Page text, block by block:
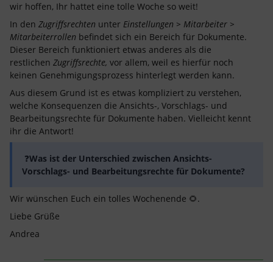
wir hoffen, Ihr hattet eine tolle Woche so weit!
In den Zugriffsrechten unter Einstellungen > Mitarbeiter >
Mitarbeiterrollen befindet sich ein Bereich für Dokumente.
Dieser Bereich funktioniert etwas anderes als die
restlichen Zugriffsrechte, vor allem, weil es hierfür noch
keinen Genehmigungsprozess hinterlegt werden kann.
Aus diesem Grund ist es etwas kompliziert zu verstehen,
welche Konsequenzen die Ansichts-, Vorschlags- und
Bearbeitungsrechte für Dokumente haben. Vielleicht kennt
ihr die Antwort!
❓Was ist der Unterschied zwischen Ansichts-
Vorschlags- und Bearbeitungsrechte für Dokumente?
Wir wünschen Euch ein tolles Wochenende 🌻.
Liebe Grüße
Andrea